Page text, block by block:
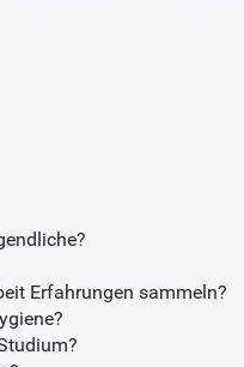
Erfahrungen sammeln?